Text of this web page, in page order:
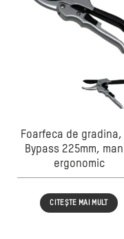
Foarfeca de
Bypass 225mm,
ergonomic
CITEȘTE MAI MULT